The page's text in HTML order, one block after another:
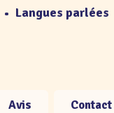
• Langues parlées
Avis Contact